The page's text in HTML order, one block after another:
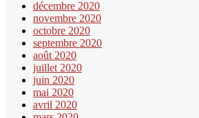
décembre 2020
novembre 2020
octobre 2020
septembre 2020
août 2020
juillet 2020
juin 2020
mai 2020
avril 2020